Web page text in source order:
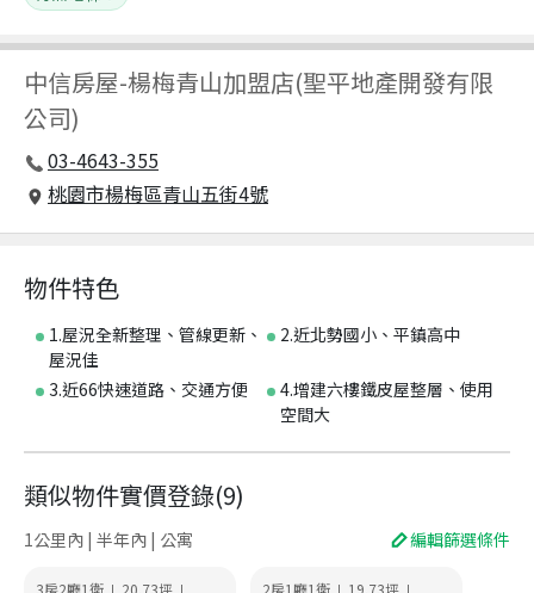
中信房屋-楊梅青山加盟店(聖平地產開發有限
公司)
03-4643-355
桃園市楊梅區青山五街4號
物件特色
1.屋況全新整理、管線更新、
屋況佳
2.近北勢國小、平鎮高中
3.近66快速道路、交通方便
4.增建六樓鐵皮屋整層、使用
空間大
類似物件實價登錄(9)
1公里內 | 半年內 | 公寓 編輯篩選條件